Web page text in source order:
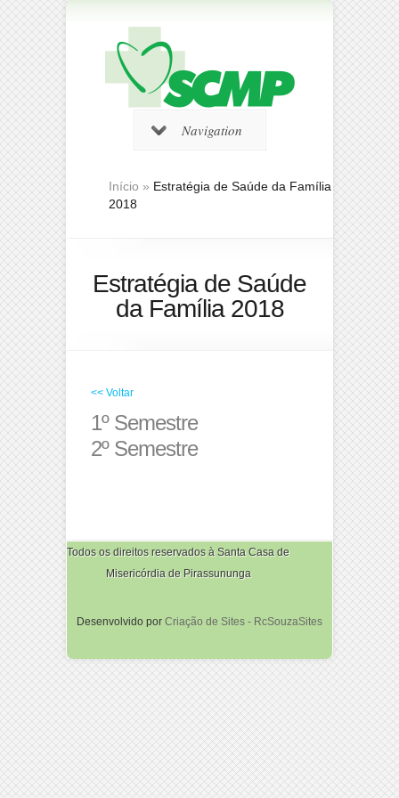
Navigation
Início » Estratégia de Saúde da Família
2018
Estratégia de Saúde
da Família 2018
<< Voltar
1º Semestre
2º Semestre
Todos os direitos reservados à Santa Casa de
Misericórdia de Pirassununga
Desenvolvido por Criação de Sites - RcSouzaSites